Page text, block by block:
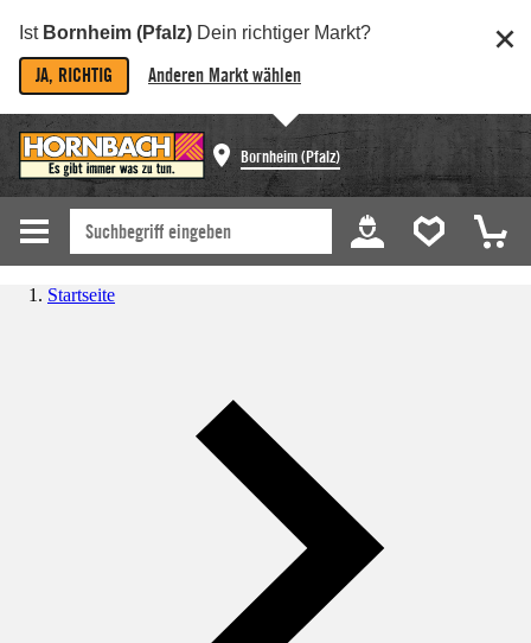
Ist Bornheim (Pfalz) Dein richtiger Markt?
JA, RICHTIG Anderen Markt wählen
Bornheim (Pfalz)
Startseite